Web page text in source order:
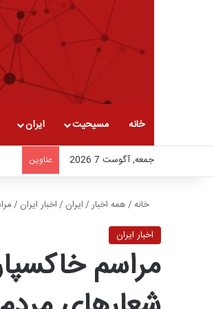
خانه مسیحیت ایران
جمعه, آگوست 7 2026 عناوین
خانه/همه اخبار/ایران /اخبار ایران /
اخبار ایران
مراسم